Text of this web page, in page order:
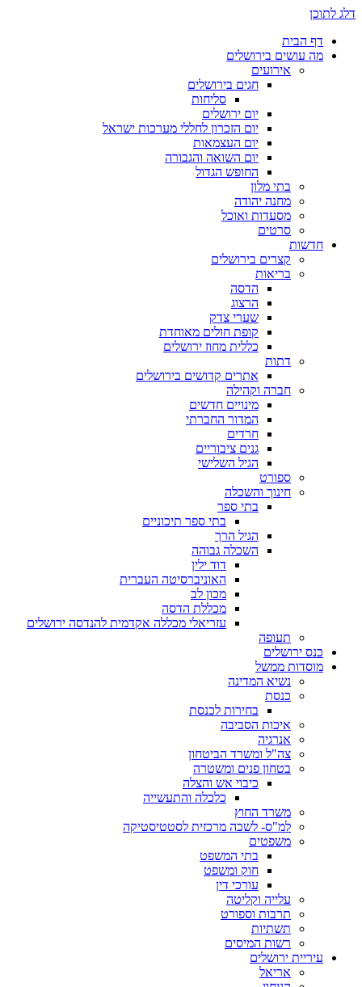
דלג לתוכן
דף הבית
מה עושים בירושלים
אירועים
חגים בירושלים
סליחות
יום ירושלים
יום הזכרון לחללי מערכות ישראל
יום העצמאות
יום השואה והגבורה
החופש הגדול
בתי מלון
מחנה יהודה
מסעדות ואוכל
סרטים
חדשות
קצרים בירושלים
בריאות
הדסה
הרצוג
שערי צדק
קופת חולים מאוחדת
כללית מחוז ירושלים
דתות
אתרים קדושים בירושלים
חברה וקהילה
מינויים חדשים
המדור החברתי
חרדים
גנים ציבוריים
הגיל השלישי
ספורט
חינוך והשכלה
בתי ספר
בתי ספר תיכוניים
הגיל הרך
השכלה גבוהה
דוד ילין
האוניברסיטה העברית
מכון לב
מכללת הדסה
עזריאלי מכללה אקדמית להנדסה ירושלים
תעופה
כנס ירושלים
מוסדות ממשל
נשיא המדינה
כנסת
בחירות לכנסת
איכות הסביבה
אנרגיה
צה"ל ומשרד הביטחון
בטחון פנים ומשטרה
כיבוי אש והצלה
כלכלה והתעשייה
משרד החוץ
למ"ס- לשכה מרכזית לסטטיסטיקה
משפטים
בתי המשפט
חוק ומשפט
עורכי דין
עלייה וקליטה
תרבות וספורט
תשתיות
רשות המיסים
עיריית ירושלים
אריאל